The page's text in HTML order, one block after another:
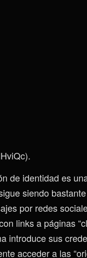
de identidad es
siendo
por redes
links a páginas
introduce sus
acceder a las